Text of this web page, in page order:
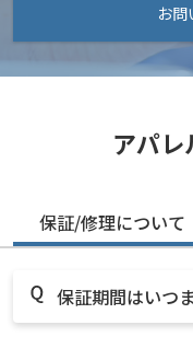
お
アパ
保証/修理について
保証期間はいつ